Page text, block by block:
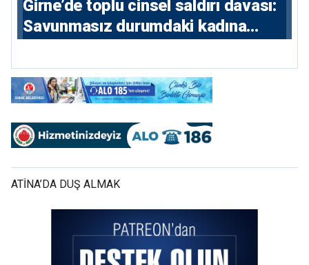
Girne’de toplu cinsel saldırı davası:
Savunmasız durumdaki kadına
ATİNA’DA DUŞ ALMAK